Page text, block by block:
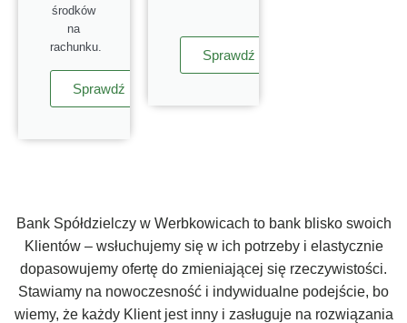
środków
na
rachunku.
Sprawdź
Sprawdź
Bank Spółdzielczy w Werbkowicach to bank blisko swoich
Klientów – wsłuchujemy się w ich potrzeby i elastycznie
dopasowujemy ofertę do zmieniającej się rzeczywistości.
Stawiamy na nowoczesność i indywidualne podejście, bo
wiemy, że każdy Klient jest inny i zasługuje na rozwiązania